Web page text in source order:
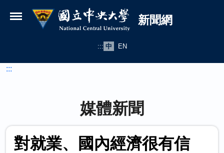
國立中央大學新聞網
新聞網
::: 中 EN
:::
媒體新聞
對就業、國內經濟很有信